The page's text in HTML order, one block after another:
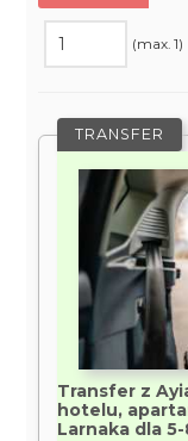
(max. 1)
TRANSFER
Transfer z
hotelu,
Larnaka dla